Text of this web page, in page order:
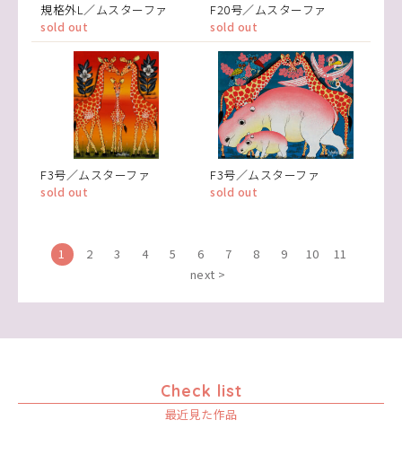
規格外L／ムスターファ
sold out
F20号／ムスターファ
sold out
F3号／ムスターファ
sold out
F3号／ムスターファ
sold out
1 2 3 4 5 6 7 8 9 10
11
next >
Check list
最近見た作品